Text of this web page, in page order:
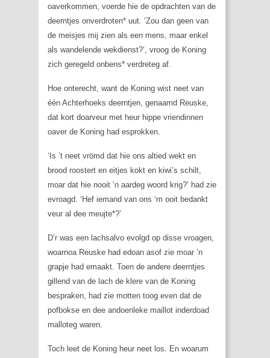
oaverkommen, voerde hie de opdrachten van de
deerntjes onverdroten* uut. ‘Zou dan geen van
de meisjes mij zien als een mens, maar enkel
als wandelende wekdienst?’, vroog de Koning
zich geregeld onbens* verdreteg af.
Hoe onterecht, want de Koning wist neet van
één Achterhoeks deerntjen, genaamd Reuske,
dat kort doarveur met heur hippe vriendinnen
oaver de Koning had esprokken.
‘Is ’t neet vrömd dat hie ons altied wekt en
brood roostert en eitjes kokt en kiwi’s schilt,
moar dat hie nooit ’n aardeg woord krig?’ had zie
evroagd. ‘Hef iemand van ons ‘m ooit bedankt
veur al dee meujte*?’
D’r was een lachsalvo evolgd op disse vroagen,
woarnoa Reuske had edoan asof zie moar ’n
grapje had emaakt. Toen de andere deerntjes
gillend van de lach de klere van de Koning
bespraken, had zie motten toog even dat de
pofbokse en dee andoenleke maillot inderdoad
malloteg waren.
Toch leet de Koning heur neet los. En woarum